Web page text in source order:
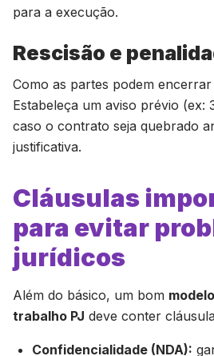
para a execução.
Rescisão e
Como as partes podem
Estabeleça um aviso prévio (ex:
caso o contrato seja quebrado
justificativa.
Cláusulas
para evitar
jurídicos
Além do básico, um bom
trabalho PJ deve conter
Confidencialidade (NDA):